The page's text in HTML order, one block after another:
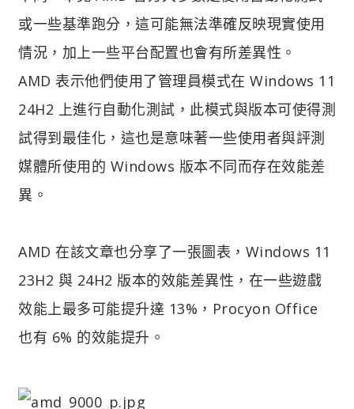
或一些基準跑分，這可能無法準確反映現實使用
情況，加上一些平台配置也會有所差異性。
AMD 表示他們使用了管理員模式在 Windows 11
24H2 上進行自動化測試，此模式與版本可使得測
試得到最佳化，這也是意味著一些使用者與評測
媒體所使用的 Windows 版本不同而存在效能差
異。
AMD 在該文章也分享了一張圖表，Windows 11
23H2 與 24H2 版本的效能差異性，在一些遊戲
效能上最多可能提升達 13%，Procyon Office
也有 6% 的效能提升。